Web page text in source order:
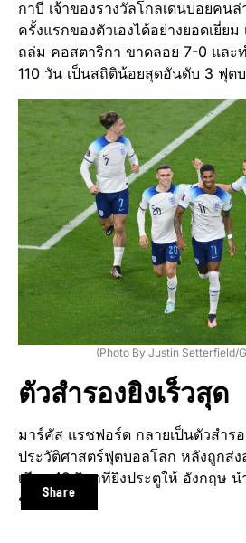
Share
กาบี เจ้าของรางวัลโกลเดนบอยคน
ครั้งแรกของตัวเองได้อย่างยอดเยี่ย
ถล่ม คอสตาริกา ขาดลอย 7-0 และ
110 วัน เป็นสถิติน้อยสุดอันดับ 3 ฟุต
(Photo By Justin Setterfield/
ตัวสำรองยิงเร็วสุด
มาร์คัส แรชฟอร์ด กลายเป็นตัวสำรอ
ประวัติศาสตร์ฟุตบอลโลก หลังถูกส่ง
เพียง 49 วินาทียิงประตูให้ อังกฤษ
ชนะไป 6-2